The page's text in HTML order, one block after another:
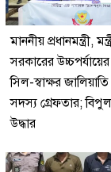
মাননীয় প্রধানমন্ত্রী,
সরকারের
সিল-স্বাক্ষর
সদস্য গ্রেফতার;
উদ্ধার